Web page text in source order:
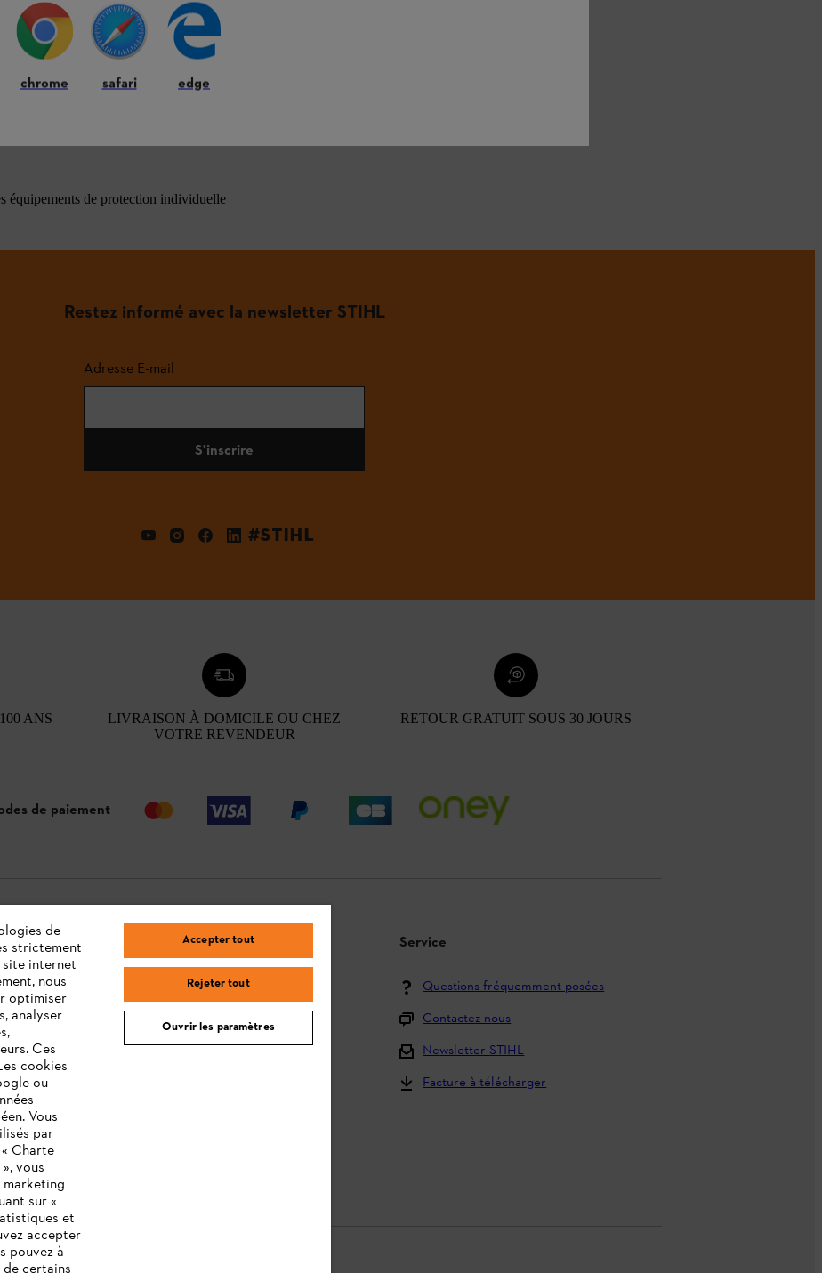
les plus fréquemment posées
équipements de protection individuelle
Restez informé avec la newsletter STIHL
Adresse E-mail
S'inscrire
#STIHL
ANS
LIVRAISON À DOMICILE OU CHEZ
VOTRE REVENDEUR
RETOUR GRATUIT SOUS 30 JOURS
de paiement
Questions / Réponses
Moyens de paiement
Droit de rétractation et retour
Service
Questions fréquemment posées
Contactez-nous
Newsletter STIHL
Facture à télécharger
chrome safari edge
de
strictement
site internet
nous
optimiser
analyser
Ces
cookies
ou
Vous
par
Charte
vous
sur «
et
accepter
pouvez à
Accepter tout
Rejeter tout
Ouvrir les paramètres